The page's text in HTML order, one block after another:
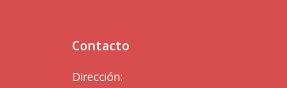
Contacto
Dirección: